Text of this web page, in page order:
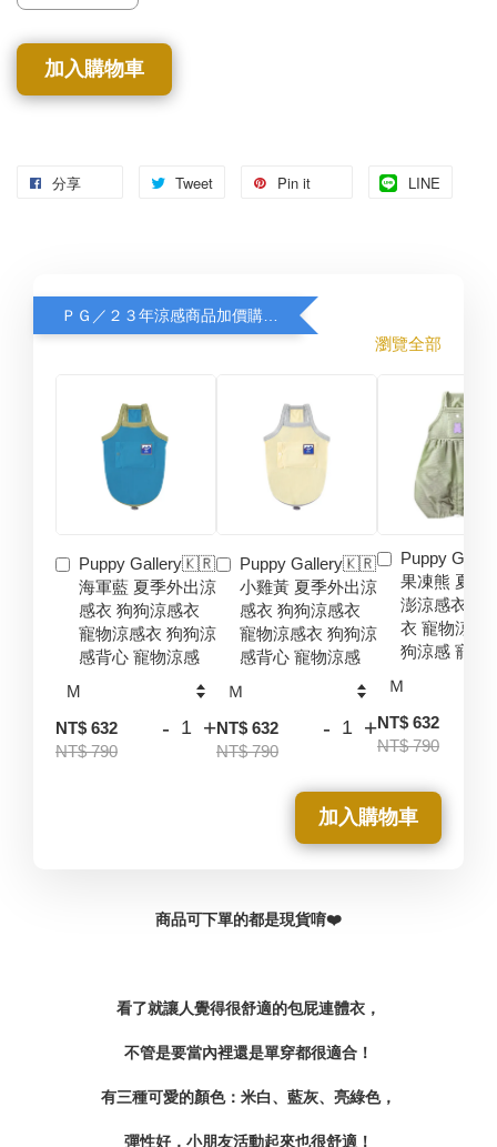
加入購物車
分享 Tweet Pin it LINE
瀏覽全部
Puppy Gallery🇰🇷
海軍藍 夏季外出涼
感衣 狗狗涼感衣
寵物涼感衣 狗狗涼
感背心 寵物涼感
NT$ 632
NT$ 790
- +
Puppy Gallery🇰🇷
小雞黃 夏季外出涼
感衣 狗狗涼感衣
寵物涼感衣 狗狗涼
感背心 寵物涼感
NT$ 632
NT$ 790
- +
Puppy
果凍熊 夏季
澎涼感衣 狗
衣 寵物涼感
狗涼感 寵物
NT$ 632
NT$ 790
加入購物車
商品可下單的都是現貨唷❤️
看了就讓人覺得很舒適的包屁連體衣，
不管是要當內裡還是單穿都很適合！
有三種可愛的顏色：米白、藍灰、亮綠色，
彈性好，小朋友活動起來也很舒適！